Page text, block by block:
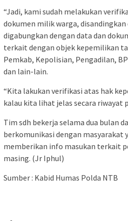
“Jadi, kami sudah melakukan
dokumen milik warga, disandingkan
digabungkan dengan data dan
terkait dengan objek kepemilikan
Pemkab, Kepolisian, Pengadilan,
dan lain-lain.
“Kita lakukan verifikasi atas hak
kalau kita lihat jelas secara riwayat
Tim sdh bekerja selama dua bulan
berkomunikasi dengan masyarakat
memberikan info masukan terkait
masing. (Jr Iphul)
Sumber : Kabid Humas Polda NTB